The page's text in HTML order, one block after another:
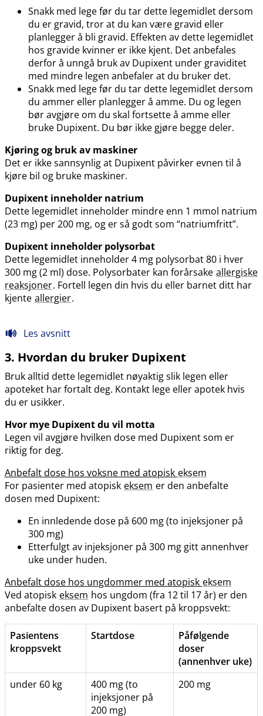
Snakk med lege før du tar dette legemidlet dersom
du er gravid, tror at du kan være gravid eller
planlegger å bli gravid. Effekten av dette legemidlet
hos gravide kvinner er ikke kjent. Det anbefales
derfor å unngå bruk av Dupixent under graviditet
med mindre legen anbefaler at du bruker det.
Snakk med lege før du tar dette legemidlet dersom
du ammer eller planlegger å amme. Du og legen
bør avgjøre om du skal fortsette å amme eller
bruke Dupixent. Du bør ikke gjøre begge deler.
Kjøring og bruk av maskiner
Det er ikke sannsynlig at Dupixent påvirker evnen til å
kjøre bil og bruke maskiner.
Dupixent inneholder natrium
Dette legemidlet inneholder mindre enn 1 mmol natrium
(23 mg) per 200 mg, og er så godt som “natriumfritt”.
Dupixent inneholder polysorbat
Dette legemidlet inneholder 4 mg polysorbat 80 i hver
300 mg (2 ml) dose. Polysorbater kan forårsake allergiske
reaksjoner. Fortell legen din hvis du eller barnet ditt har
kjente allergier.
Les avsnitt
3. Hvordan du bruker Dupixent
Bruk alltid dette legemidlet nøyaktig slik legen eller
apoteket har fortalt deg. Kontakt lege eller apotek hvis
du er usikker.
Hvor mye Dupixent du vil motta
Legen vil avgjøre hvilken dose med Dupixent som er
riktig for deg.
Anbefalt dose hos voksne med atopisk eksem
For pasienter med atopisk eksem er den anbefalte
dosen med Dupixent:
En innledende dose på 600 mg (to injeksjoner på
300 mg)
Etterfulgt av injeksjoner på 300 mg gitt annenhver
uke under huden.
Anbefalt dose hos ungdommer med atopisk eksem
Ved atopisk eksem hos ungdom (fra 12 til 17 år) er den
anbefalte dosen av Dupixent basert på kroppsvekt:
Pasientens
kroppsvekt
Startdose
Påfølgende
doser
(annenhver uke)
under 60 kg
400 mg (to
injeksjoner på
200 mg)
200 mg